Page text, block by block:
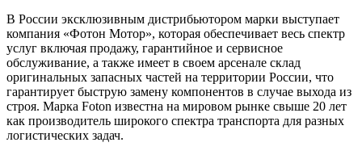
В России эксклюзивным дистрибьютором марки выступает
компания «Фотон Мотор», которая обеспечивает весь спектр
услуг включая продажу, гарантийное и сервисное
обслуживание, а также имеет в своем арсенале склад
оригинальных запасных частей на территории России, что
гарантирует быструю замену компонентов в случае выхода из
строя. Марка Foton известна на мировом рынке свыше 20 лет
как производитель широкого спектра транспорта для разных
логистических задач.